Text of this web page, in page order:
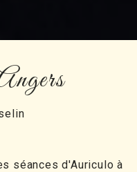
séances d'Auriculo à